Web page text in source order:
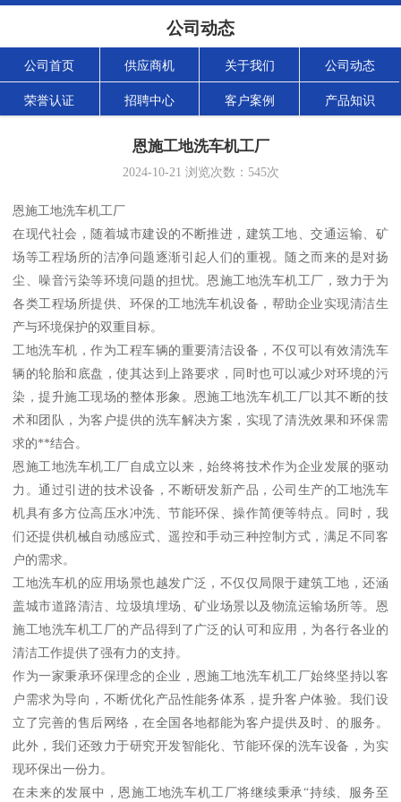
公司动态
公司首页 供应商机 关于我们 公司动态
荣誉认证 招聘中心 客户案例 产品知识
恩施工地洗车机工厂
2024-10-21 浏览次数： 545次
恩施工地洗车机工厂
在现代社会，随着城市建设的不断推进，建筑工地、交通运输、矿
场等工程场所的洁净问题逐渐引起人们的重视。随之而来的是对扬
尘、噪音污染等环境问题的担忧。恩施工地洗车机工厂，致力于为
各类工程场所提供、环保的工地洗车机设备，帮助企业实现清洁生
产与环境保护的双重目标。
工地洗车机，作为工程车辆的重要清洁设备，不仅可以有效清洗车
辆的轮胎和底盘，使其达到上路要求，同时也可以减少对环境的污
染，提升施工现场的整体形象。恩施工地洗车机工厂以其不断的技
术和团队，为客户提供的洗车解决方案，实现了清洗效果和环保需
求的**结合。
恩施工地洗车机工厂自成立以来，始终将技术作为企业发展的驱动
力。通过引进的技术设备，不断研发新产品，公司生产的工地洗车
机具有多方位高压水冲洗、节能环保、操作简便等特点。同时，我
们还提供机械自动感应式、遥控和手动三种控制方式，满足不同客
户的需求。
工地洗车机的应用场景也越发广泛，不仅仅局限于建筑工地，还涵
盖城市道路清洁、垃圾填埋场、矿业场景以及物流运输场所等。恩
施工地洗车机工厂的产品得到了广泛的认可和应用，为各行各业的
清洁工作提供了强有力的支持。
作为一家秉承环保理念的企业，恩施工地洗车机工厂始终坚持以客
户需求为导向，不断优化产品性能务体系，提升客户体验。我们设
立了完善的售后网络，在全国各地都能为客户提供及时、的服务。
此外，我们还致力于研究开发智能化、节能环保的洗车设备，为实
现环保出一份力。
在未来的发展中，恩施工地洗车机工厂将继续秉承“持续、服务至